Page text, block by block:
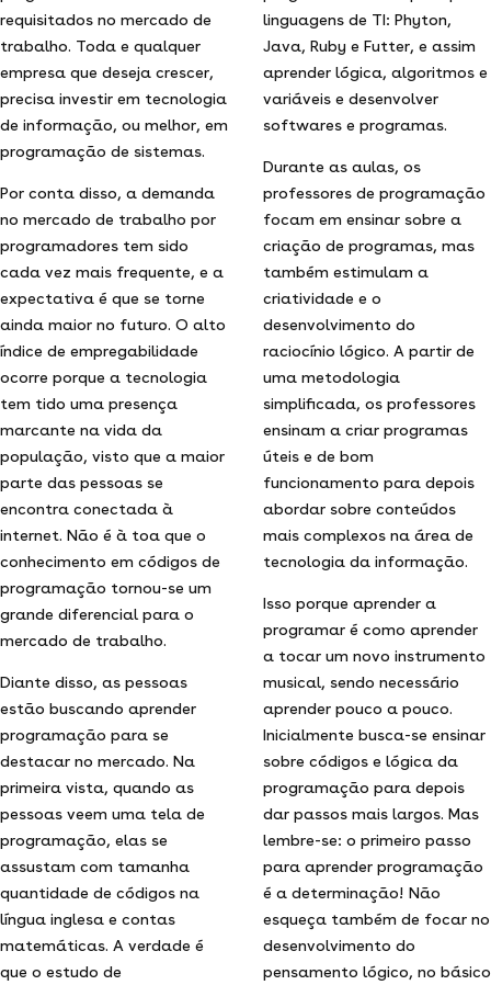
requisitados no mercado de
trabalho. Toda e qualquer
empresa que deseja crescer,
precisa investir em tecnologia
de informação, ou melhor, em
programação de sistemas.
Por conta disso, a demanda
no mercado de trabalho por
programadores tem sido
cada vez mais frequente, e a
expectativa é que se torne
ainda maior no futuro. O alto
índice de empregabilidade
ocorre porque a tecnologia
tem tido uma presença
marcante na vida da
população, visto que a maior
parte das pessoas se
encontra conectada à
internet. Não é à toa que o
conhecimento em códigos de
programação tornou-se um
grande diferencial para o
mercado de trabalho.
Diante disso, as pessoas
estão buscando aprender
programação para se
destacar no mercado. Na
primeira vista, quando as
pessoas veem uma tela de
programação, elas se
assustam com tamanha
quantidade de códigos na
língua inglesa e contas
matemáticas. A verdade é
que o estudo de
linguagens de TI: Phyton,
Java, Ruby e Futter, e assim
aprender lógica, algoritmos e
variáveis e desenvolver
softwares e programas.
Durante as aulas, os
professores de programação
focam em ensinar sobre a
criação de programas, mas
também estimulam a
criatividade e o
desenvolvimento do
raciocínio lógico. A partir de
uma metodologia
simplificada, os professores
ensinam a criar programas
úteis e de bom
funcionamento para depois
abordar sobre conteúdos
mais complexos na área de
tecnologia da informação.
Isso porque aprender a
programar é como aprender
a tocar um novo instrumento
musical, sendo necessário
aprender pouco a pouco.
Inicialmente busca-se ensinar
sobre códigos e lógica da
programação para depois
dar passos mais largos. Mas
lembre-se: o primeiro passo
para aprender programação
é a determinação! Não
esqueça também de focar no
desenvolvimento do
pensamento lógico, no básico